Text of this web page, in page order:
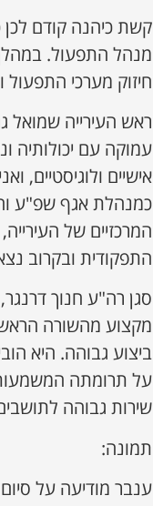
קשת כיהנה קודם
מנהל התפעול. במהלך
חיזוק מערכי
ראש העירייה שמואל
עמוקה עם יכולותיה
אישיים ולוגיסטיים,
כמנהלת אגף שפ"ע
המרכזיים של
התפקודית ובקרוב
סגן רה"ע חנוך
מקצוע מהשורה
ביצוע גבוהה. היא
על תרומתה
שירות גבוהה
תמונה:
ענבר מודיעה על